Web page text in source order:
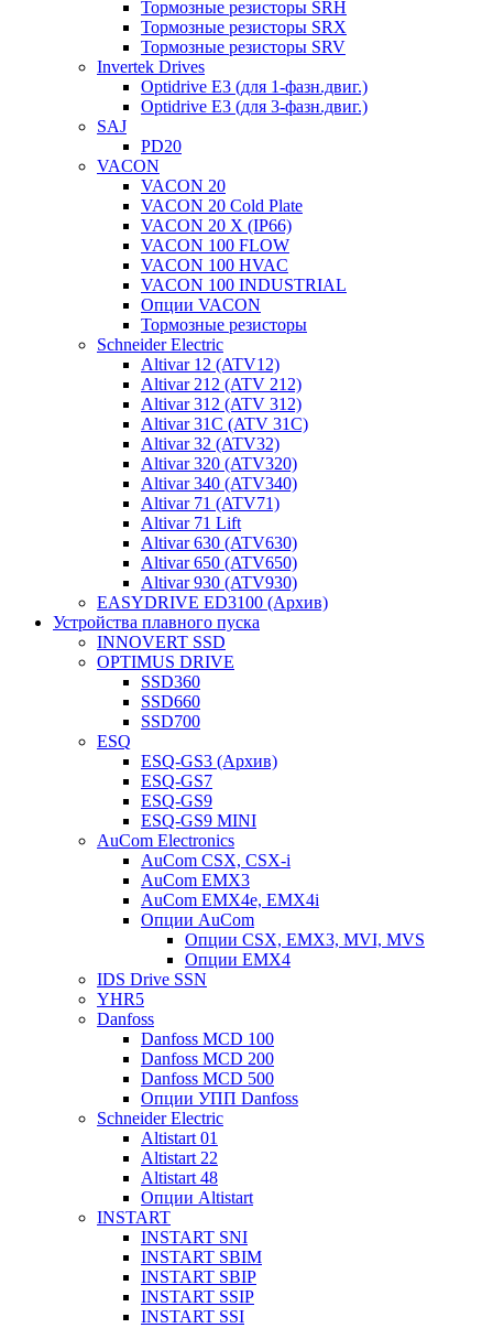
Тормозные резисторы SRH
Тормозные резисторы SRX
Тормозные резисторы SRV
Invertek Drives
Optidrive E3 (для 1-фазн.двиг.)
Optidrive E3 (для 3-фазн.двиг.)
SAJ
PD20
VACON
VACON 20
VACON 20 Cold Plate
VACON 20 X (IP66)
VACON 100 FLOW
VACON 100 HVAC
VACON 100 INDUSTRIAL
Опции VACON
Тормозные резисторы
Schneider Electric
Altivar 12 (ATV12)
Altivar 212 (ATV 212)
Altivar 312 (ATV 312)
Altivar 31C (ATV 31C)
Altivar 32 (ATV32)
Altivar 320 (ATV320)
Altivar 340 (ATV340)
Altivar 71 (ATV71)
Altivar 71 Lift
Altivar 630 (ATV630)
Altivar 650 (ATV650)
Altivar 930 (ATV930)
EASYDRIVE ED3100 (Архив)
Устройства плавного пуска
INNOVERT SSD
OPTIMUS DRIVE
SSD360
SSD660
SSD700
ESQ
ESQ-GS3 (Архив)
ESQ-GS7
ESQ-GS9
ESQ-GS9 MINI
AuCom Electronics
AuCom CSX, CSX-i
AuCom EMX3
AuCom EMX4e, EMX4i
Опции AuCom
Опции CSX, EMX3, MVI, MVS
Опции EMX4
IDS Drive SSN
YHR5
Danfoss
Danfoss MCD 100
Danfoss MCD 200
Danfoss MCD 500
Опции УПП Danfoss
Schneider Electric
Altistart 01
Altistart 22
Altistart 48
Опции Altistart
INSTART
INSTART SNI
INSTART SBIM
INSTART SBIP
INSTART SSIP
INSTART SSI